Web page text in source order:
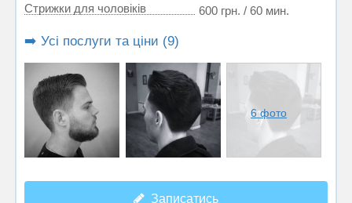
Стрижки для чоловіків
600 грн. / 60 мин.
➡️ Усі послуги та ціни (9)
6 фото
Записатись